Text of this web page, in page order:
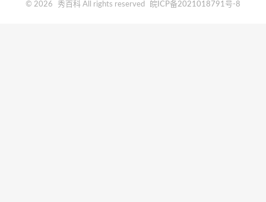
© 2026 秀百科 All rights reserved 皖ICP备2021018791号-8